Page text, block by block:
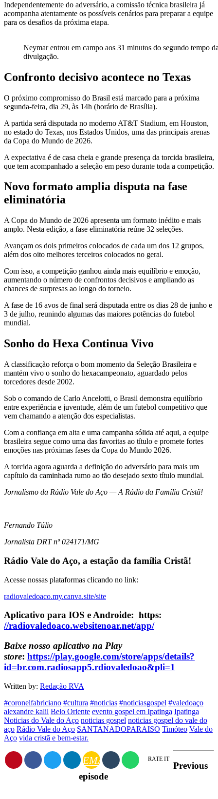
Independentemente do adversário, a comissão técnica brasileira já
acompanha atentamente os possíveis cenários para preparar a equipe
para os desafios da próxima etapa.
Neymar entrou em campo aos 31 minutos do segundo tempo
divulgação.
Confronto decisivo acontece no Texas
O próximo compromisso do Brasil está marcado para a próxima
segunda-feira, dia 29, às 14h (horário de Brasília).
A partida será disputada no moderno AT&T Stadium, em Houston,
no estado do Texas, nos Estados Unidos, uma das principais arenas
da Copa do Mundo de 2026.
A expectativa é de casa cheia e grande presença da torcida brasileira,
que tem acompanhado a seleção em peso durante toda a competição.
Novo formato amplia disputa na fase
eliminatória
A Copa do Mundo de 2026 apresenta um formato inédito e mais
amplo. Nesta edição, a fase eliminatória reúne 32 seleções.
Avançam os dois primeiros colocados de cada um dos 12 grupos,
além dos oito melhores terceiros colocados no geral.
Com isso, a competição ganhou ainda mais equilíbrio e emoção,
aumentando o número de confrontos decisivos e ampliando as
chances de surpresas ao longo do torneio.
A fase de 16 avos de final será disputada entre os dias 28 de junho e
3 de julho, reunindo algumas das maiores potências do futebol
mundial.
Sonho do Hexa Continua Vivo
A classificação reforça o bom momento da Seleção Brasileira e
mantém vivo o sonho do hexacampeonato, aguardado pelos
torcedores desde 2002.
Sob o comando de Carlo Ancelotti, o Brasil demonstra equilíbrio
entre experiência e juventude, além de um futebol competitivo que
vem chamando a atenção dos especialistas.
Com a confiança em alta e uma campanha sólida até aqui, a equipe
brasileira segue como uma das favoritas ao título e promete fortes
emoções nas próximas fases da Copa do Mundo 2026.
A torcida agora aguarda a definição do adversário para mais um
capítulo da caminhada rumo ao tão desejado sexto título mundial.
Jornalismo da Rádio Vale do Aço — A Rádio da Família Cristã!
Fernando Túlio
Jornalista DRT nº 024171/MG
Rádio Vale do Aço, a estação da família Cristã!
Acesse nossas plataformas clicando no link:
radiovaledoaco.my.canva.site/site
Aplicativo para IOS e Androide: https:
//radiovaledoaco.websitenoar.net/app/
Baixe nosso aplicativo na Play
store: https://play.google.com/store/apps/details?
id=br.com.radiosapp5.rdiovaledoao&pli=1
Written by: Redação RVA
#coronelfabriciano #cultura #noticias #noticiasgospel #valedoaço
alexandre kalil Belo Oriente evento gospel em Ipatinga Ipatinga
Noticias do Vale do Aço noticias gospel noticias gospel do vale do
aço Rádio Vale do Aço SANTANADOPARAISO Timóteo Vale do
Aço vida cristã e bem-estar.
EMAIL RATE IT
Previous
episode